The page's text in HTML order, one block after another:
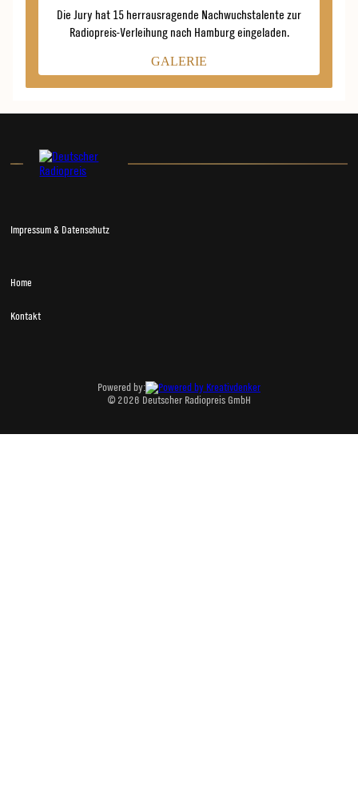
Die Jury hat 15 herrausragende Nachwuchstalente zur
Radiopreis-Verleihung nach Hamburg eingeladen.
GALERIE
Impressum & Datenschutz
Home
Kontakt
Powered by:
© 2026 Deutscher Radiopreis GmbH